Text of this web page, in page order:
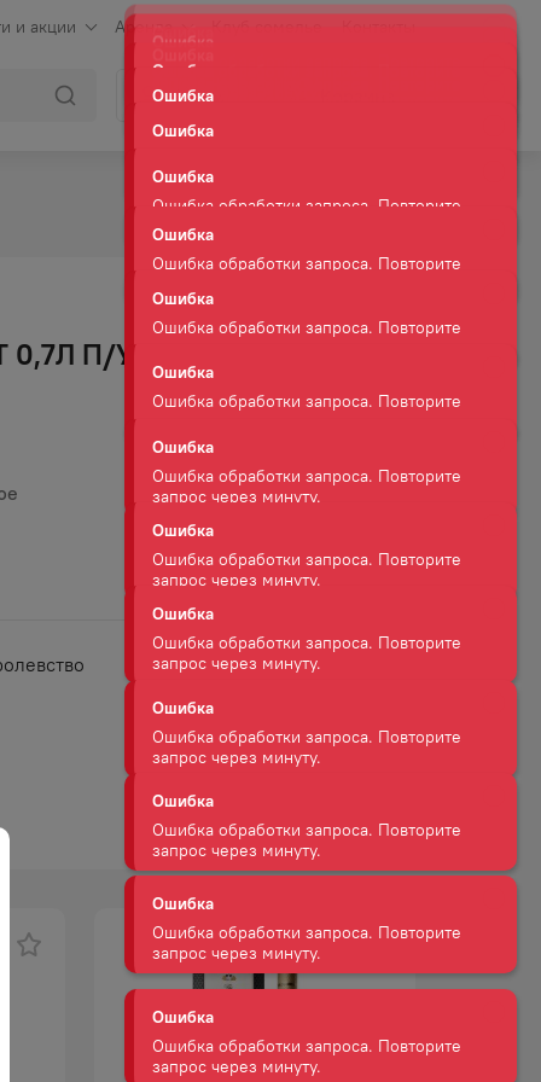
и акции Аренда
Войти
П/УП
Ошибка
запрос через минуту.
запрос через минуту.
Ошибка
запрос через минуту.
Ошибка
Ошибка обработки запроса. Повторите
запрос через минуту.
Ошибка
запрос через минуту.
Ошибка
запрос через минуту.
Ошибка
Ошибка обработки запроса. Повторите
запрос через минуту.
Ошибка
Ошибка обработки запроса. Повторите
запрос через минуту.
Ошибка
Ошибка обработки запроса. Повторите
Ошибка
запрос через минуту.
Ошибка
Ошибка обработки запроса. Повторите
запрос через минуту.
Ошибка
Ошибка обработки запроса. Повторите
запрос через минуту.